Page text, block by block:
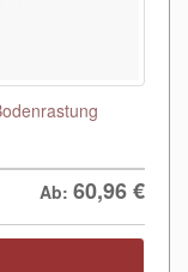
Ab: 60,96€